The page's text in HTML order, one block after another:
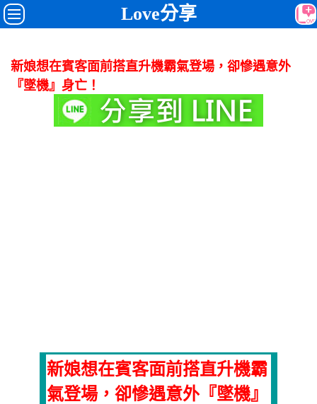
Love分享
新娘想在賓客面前搭直升機霸氣登場，卻慘遇意外
『墜機』身亡！
新娘想在賓客面前搭直升機霸
氣登場，卻慘遇意外『墜機』